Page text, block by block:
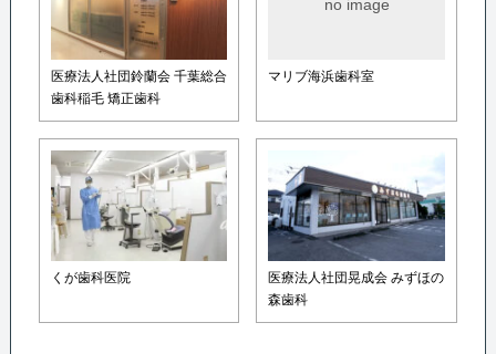
医療法人社団鈴蘭会 千葉総合
歯科稲毛 矯正歯科
no image
マリブ海浜歯科室
くが歯科医院
医療法人社団晃成会 みずほの
森歯科